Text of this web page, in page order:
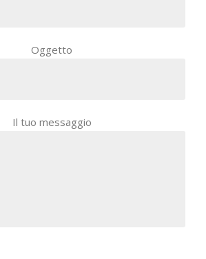
Oggetto
Il tuo messaggio